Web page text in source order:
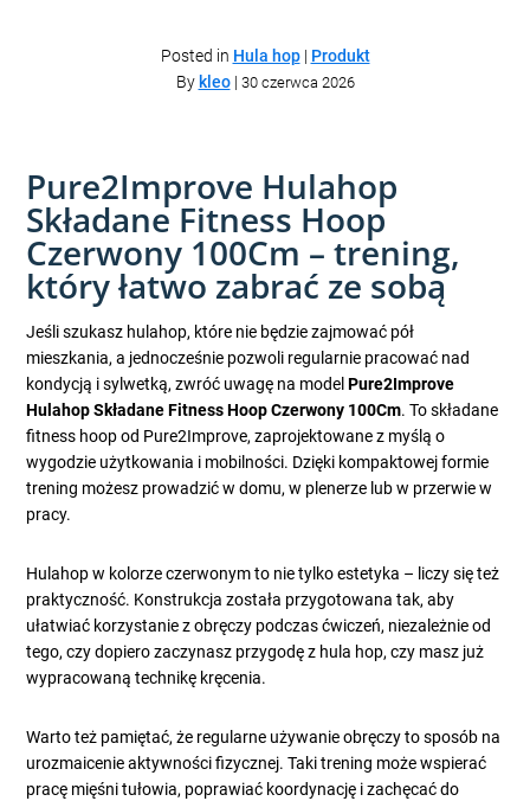
Posted in Hula hop| Produkt
By kleo| 30 czerwca 2026
Pure2Improve Hulahop
Składane Fitness Hoop
Czerwony 100Cm – trening,
który łatwo zabrać ze sobą
Jeśli szukasz hulahop, które nie będzie zajmować pół
mieszkania, a jednocześnie pozwoli regularnie pracować nad
kondycją i sylwetką, zwróć uwagę na modelPure2Improve
Hulahop Składane Fitness Hoop Czerwony 100Cm. To składane
fitness hoop od Pure2Improve, zaprojektowane z myślą o
wygodzie użytkowania i mobilności. Dzięki kompaktowej formie
trening możesz prowadzić w domu, w plenerze lub w przerwie w
pracy.
Hulahop w kolorze czerwonym to nie tylko estetyka – liczy się też
praktyczność. Konstrukcja została przygotowana tak, aby
ułatwiać korzystanie z obręczy podczas ćwiczeń, niezależnie od
tego, czy dopiero zaczynasz przygodę z hula hop, czy masz już
wypracowaną technikę kręcenia.
Warto też pamiętać, że regularne używanie obręczy to sposób na
urozmaicenie aktywności fizycznej. Taki trening może wspierać
pracę mięśni tułowia, poprawiać koordynację i zachęcać do